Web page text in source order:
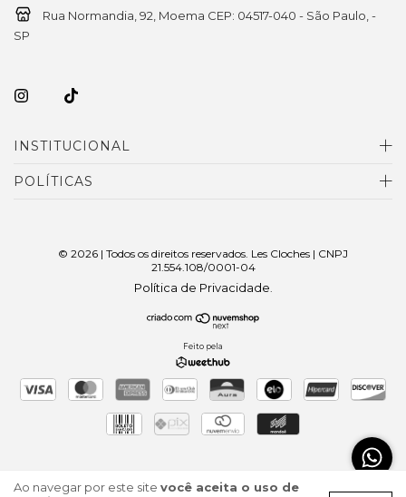
Ao navegar por este site você aceita o uso de
Rua Normandia, 92, Moema CEP: 04517-040 - São Paulo, -
SP
INSTITUCIONAL
POLÍTICAS
© 2026 | Todos os direitos reservados. Les Cloches | CNPJ
21.554.108/0001-04
Política de Privacidade
Feito pela